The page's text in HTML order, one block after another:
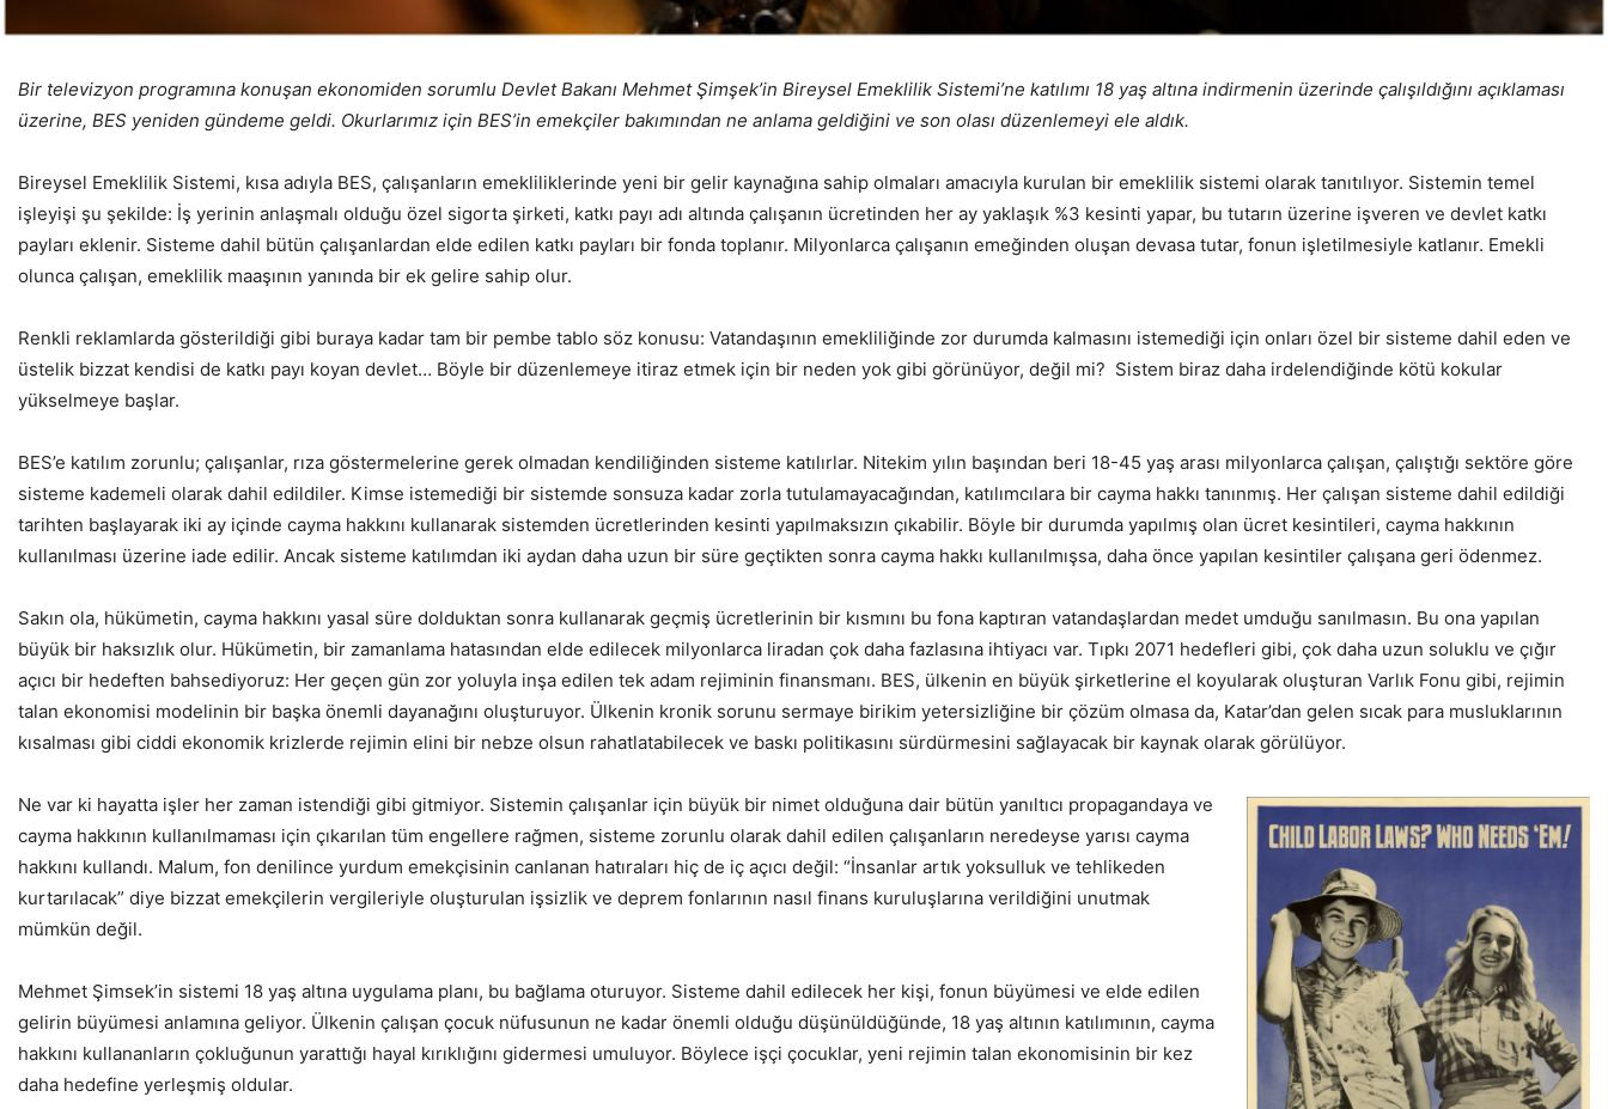
Bir televizyon programına konuşan ekonomiden sorumlu Devlet Bakanı Mehmet Şimşek’in Bireysel Emeklilik Sistemi’ne katılımı 18 yaş altına indirmenin üzerinde çalışıldığını açıklaması
üzerine, BES yeniden gündeme geldi. Okurlarımız için BES’in emekçiler bakımından ne anlama geldiğini ve son olası düzenlemeyi ele aldık.
Bireysel Emeklilik Sistemi, kısa adıyla BES, çalışanların emekliliklerinde yeni bir gelir kaynağına sahip olmaları amacıyla kurulan bir emeklilik sistemi olarak tanıtılıyor. Sistemin temel
işleyişi şu şekilde: İş yerinin anlaşmalı olduğu özel sigorta şirketi, katkı payı adı altında çalışanın ücretinden her ay yaklaşık %3 kesinti yapar, bu tutarın üzerine işveren ve devlet katkı
payları eklenir. Sisteme dahil bütün çalışanlardan elde edilen katkı payları bir fonda toplanır. Milyonlarca çalışanın emeğinden oluşan devasa tutar, fonun işletilmesiyle katlanır. Emekli
olunca çalışan, emeklilik maaşının yanında bir ek gelire sahip olur.
Renkli reklamlarda gösterildiği gibi buraya kadar tam bir pembe tablo söz konusu: Vatandaşının emekliliğinde zor durumda kalmasını istemediği için onları özel bir sisteme dahil eden ve
üstelik bizzat kendisi de katkı payı koyan devlet… Böyle bir düzenlemeye itiraz etmek için bir neden yok gibi görünüyor, değil mi? Sistem biraz daha irdelendiğinde kötü kokular
yükselmeye başlar.
BES’e katılım zorunlu; çalışanlar, rıza göstermelerine gerek olmadan kendiliğinden sisteme katılırlar. Nitekim yılın başından beri 18-45 yaş arası milyonlarca çalışan, çalıştığı sektöre göre
sisteme kademeli olarak dahil edildiler. Kimse istemediği bir sistemde sonsuza kadar zorla tutulamayacağından, katılımcılara bir cayma hakkı tanınmış. Her çalışan sisteme dahil edildiği
tarihten başlayarak iki ay içinde cayma hakkını kullanarak sistemden ücretlerinden kesinti yapılmaksızın çıkabilir. Böyle bir durumda yapılmış olan ücret kesintileri, cayma hakkının
kullanılması üzerine iade edilir. Ancak sisteme katılımdan iki aydan daha uzun bir süre geçtikten sonra cayma hakkı kullanılmışsa, daha önce yapılan kesintiler çalışana geri ödenmez.
Sakın ola, hükümetin, cayma hakkını yasal süre dolduktan sonra kullanarak geçmiş ücretlerinin bir kısmını bu fona kaptıran vatandaşlardan medet umduğu sanılmasın. Bu ona yapılan
büyük bir haksızlık olur. Hükümetin, bir zamanlama hatasından elde edilecek milyonlarca liradan çok daha fazlasına ihtiyacı var. Tıpkı 2071 hedefleri gibi, çok daha uzun soluklu ve çığır
açıcı bir hedeften bahsediyoruz: Her geçen gün zor yoluyla inşa edilen tek adam rejiminin finansmanı. BES, ülkenin en büyük şirketlerine el koyularak oluşturan Varlık Fonu gibi, rejimin
talan ekonomisi modelinin bir başka önemli dayanağını oluşturuyor. Ülkenin kronik sorunu sermaye birikim yetersizliğine bir çözüm olmasa da, Katar’dan gelen sıcak para musluklarının
kısalması gibi ciddi ekonomik krizlerde rejimin elini bir nebze olsun rahatlatabilecek ve baskı politikasını sürdürmesini sağlayacak bir kaynak olarak görülüyor.
Ne var ki hayatta işler her zaman istendiği gibi gitmiyor. Sistemin çalışanlar için büyük bir nimet olduğuna dair bütün yanıltıcı propagandaya ve
cayma hakkının kullanılmaması için çıkarılan tüm engellere rağmen, sisteme zorunlu olarak dahil edilen çalışanların neredeyse yarısı cayma
hakkını kullandı. Malum, fon denilince yurdum emekçisinin canlanan hatıraları hiç de iç açıcı değil: “İnsanlar artık yoksulluk ve tehlikeden
kurtarılacak” diye bizzat emekçilerin vergileriyle oluşturulan işsizlik ve deprem fonlarının nasıl finans kuruluşlarına verildiğini unutmak
mümkün değil.
Mehmet Şimsek’in sistemi 18 yaş altına uygulama planı, bu bağlama oturuyor. Sisteme dahil edilecek her kişi, fonun büyümesi ve elde edilen
gelirin büyümesi anlamına geliyor. Ülkenin çalışan çocuk nüfusunun ne kadar önemli olduğu düşünüldüğünde, 18 yaş altının katılımının, cayma
hakkını kullananların çokluğunun yarattığı hayal kırıklığını gidermesi umuluyor. Böylece işçi çocuklar, yeni rejimin talan ekonomisinin bir kez
daha hedefine yerleşmiş oldular.